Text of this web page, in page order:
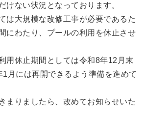
けない状況となっております。
は大規模な改修工事が必要であるた
にわたり、プールの利用を休止させ
用休止期間としては令和8年12月末
1月には再開できるよう準備を進めて
まりましたら、改めてお知らせいた